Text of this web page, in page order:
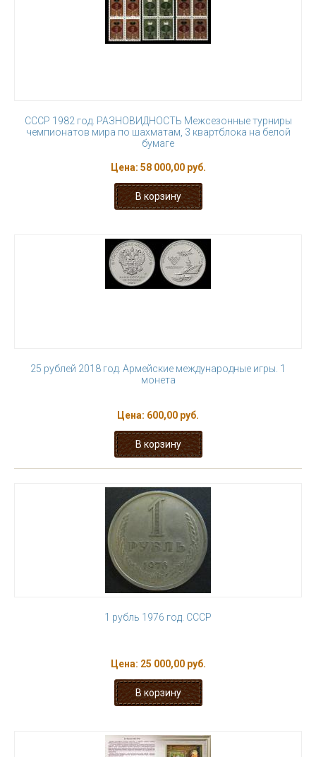
СССР 1982 год. РАЗНОВИДНОСТЬ Межсезонные турниры
чемпионатов мира по шахматам, 3 квартблока на белой
бумаге
Цена: 58 000,00 руб.
25 рублей 2018 год. Армейские международные игры. 1
монета
Цена: 600,00 руб.
1 рубль 1976 год. СССР
Цена: 25 000,00 руб.